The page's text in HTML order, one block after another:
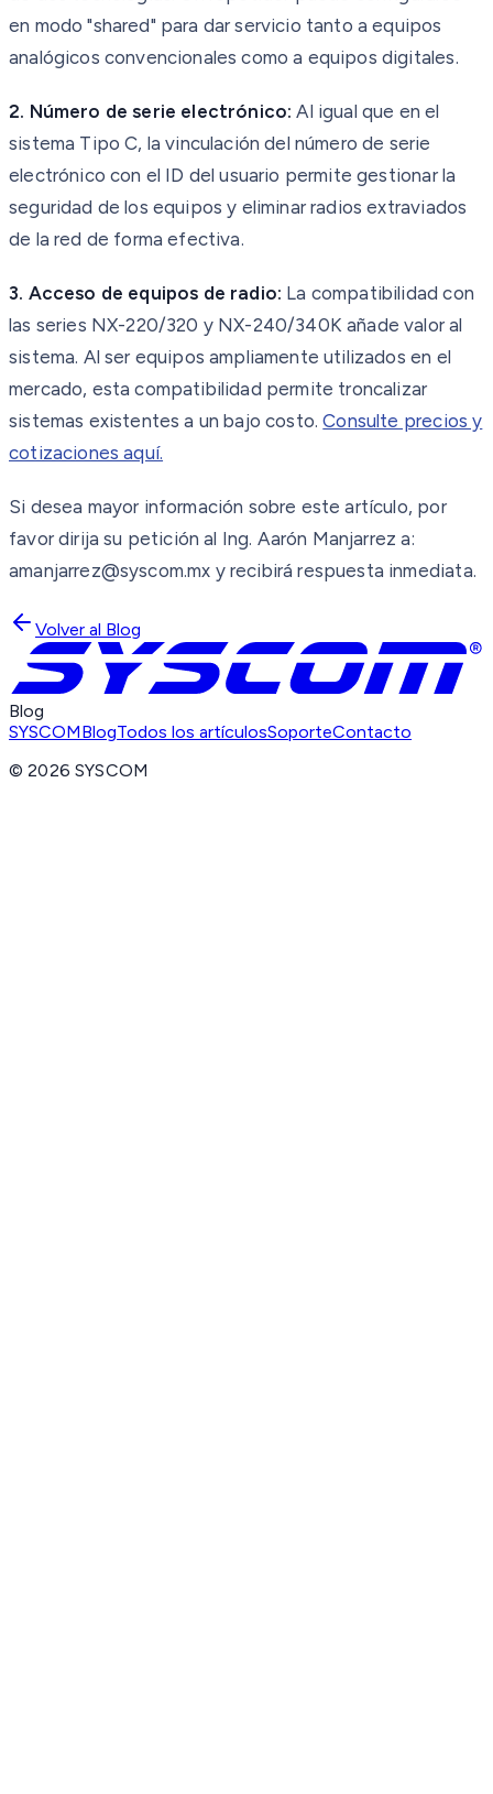
en modo "shared" para dar servicio tanto a equipos
analógicos convencionales como a equipos digitales.
2. Número de serie electrónico: Al igual que en el
sistema Tipo C, la vinculación del número de serie
electrónico con el ID del usuario permite gestionar la
seguridad de los equipos y eliminar radios extraviados
de la red de forma efectiva.
3. Acceso de equipos de radio: La compatibilidad con
las series NX-220/320 y NX-240/340K añade valor al
sistema. Al ser equipos ampliamente utilizados en el
mercado, esta compatibilidad permite troncalizar
sistemas existentes a un bajo costo.Consulte precios y
cotizaciones aquí.
Si desea mayor información sobre este artículo, por
favor dirija su petición al Ing. Aarón Manjarrez a:
amanjarrez@syscom.mx y recibirá respuesta inmediata.
Volver al Blog
Blog
SYSCOMBlogTodos los artículosSoporteContacto
©2026 SYSCOM